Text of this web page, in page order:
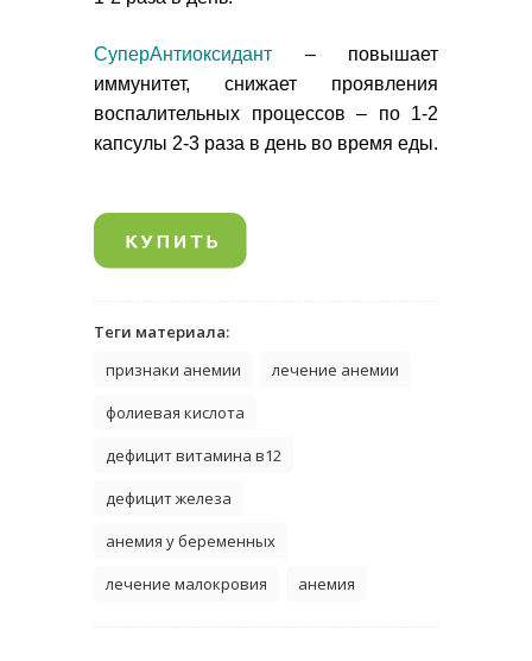
СуперАнтиоксидант – повышает
иммунитет, снижает проявления
воспалительных процессов – по 1-2
капсулы 2-3 раза в день во время еды.
Теги материала:
признаки анемии
лечение анемии
фолиевая кислота
дефицит витамина в12
дефицит железа
анемия у беременных
лечение малокровия
анемия